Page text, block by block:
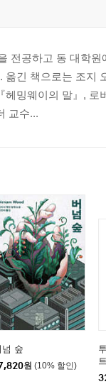
전공하고 동 대학
옮긴 책으로는 조지
헤밍웨이의 말』,
교수...
넘 숲
원 (10% 할인)